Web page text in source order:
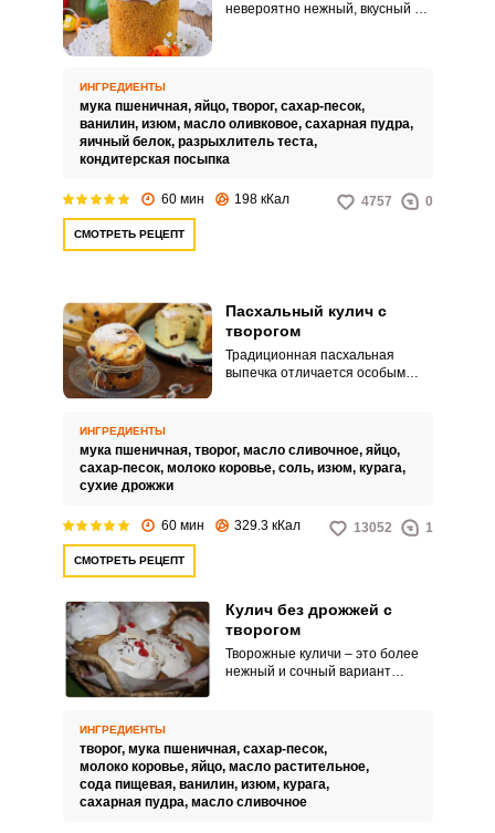
невероятно нежный, вкусный и
что вам нужно. Кстати, наши
предки предсказывали по
пасхальной выпечке, каким
будет следующий год: если
пышным, то целый год будет
ИНГРЕДИЕНТЫ
мука пшеничная, яйцо, творог, сахар-песок,
ванилин, изюм, масло оливковое, сахарная пудра,
яичный белок, разрыхлитель теста,
кондитерская посыпка
60 мин 198 кКал 4757 0
СМОТРЕТЬ РЕЦЕПТ
Пасхальный кулич с
творогом
Традиционная пасхальная
выпечка отличается особым
ИНГРЕДИЕНТЫ
мука пшеничная, творог, масло сливочное, яйцо,
сахар-песок, молоко коровье, соль, изюм, курага,
сухие дрожжи
60 мин 329.3 кКал 13052 1
СМОТРЕТЬ РЕЦЕПТ
Кулич без дрожжей с
творогом
Творожные куличи – это более
нежный и сочный вариант
сэкономить ваше время, так как
не придется ждать подхода
опары.
ИНГРЕДИЕНТЫ
творог, мука пшеничная, сахар-песок,
молоко коровье, яйцо, масло растительное,
сода пищевая, ванилин, изюм, курага,
сахарная пудра, масло сливочное
Войдите
с помощью социальных сетей:
или